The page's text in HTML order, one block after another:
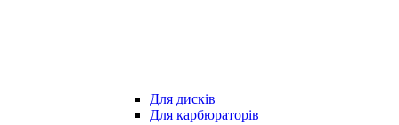
Для дисків
Для карбюраторів